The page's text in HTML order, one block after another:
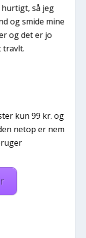
så jeg
og smide mine
og det er jo
travlt.
kun 99 kr. og
netop er nem